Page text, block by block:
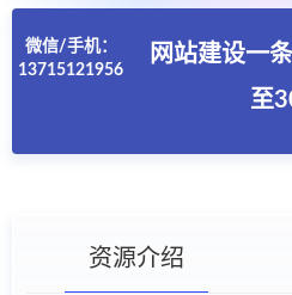
微信/手机：
13715121956
网站建设一
至
资源介绍